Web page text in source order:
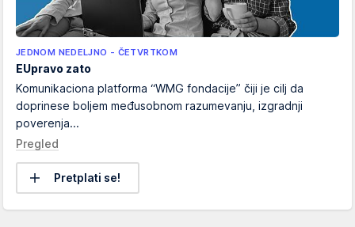
JEDNOM NEDELJNO - ČETVRTKOM
EUpravo zato
Komunikaciona platforma “WMG fondacije” čiji je cilj da
doprinese boljem međusobnom razumevanju, izgradnji
poverenja...
Pregled
Pretplati se!